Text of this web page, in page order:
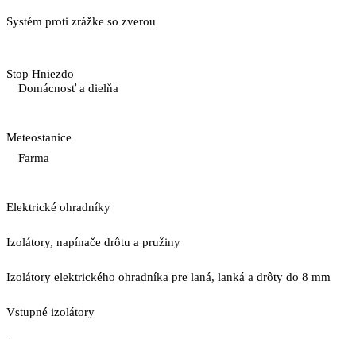
Systém proti zrážke so zverou
Stop Hniezdo
Domácnosť a dielňa
Meteostanice
Farma
Elektrické ohradníky
Izolátory, napínače drôtu a pružiny
Izolátory elektrického ohradníka pre laná, lanká a drôty do 8 mm
Vstupné izolátory